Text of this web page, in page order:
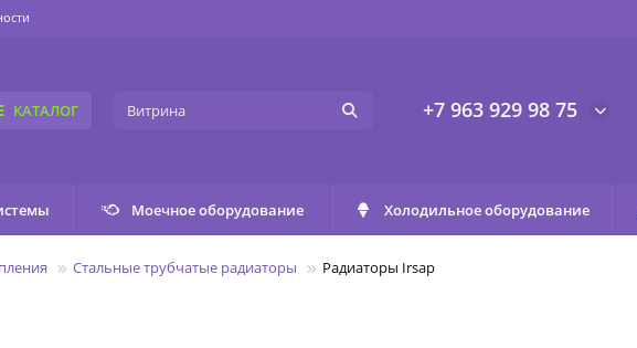
КАТАЛОГ +7 963 929 98 75
Моечное оборудование Холодильное оборудование
Стальные трубчатые радиаторы Радиаторы Irsap